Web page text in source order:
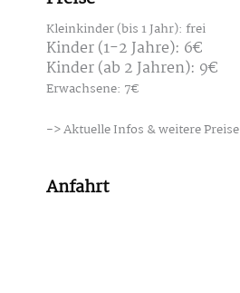
Kleinkinder (bis 1 Jahr): frei
Kinder (1-2 Jahre): 6€
Kinder (ab 2 Jahren): 9€
Erwachsene: 7€
-> Aktuelle Infos & weitere Preise
Anfahrt